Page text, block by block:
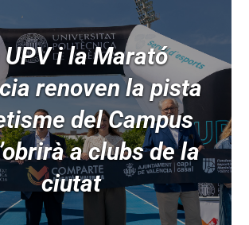
UPV i la Marató
renoven la pista
del Campus
a clubs de la
ciutat